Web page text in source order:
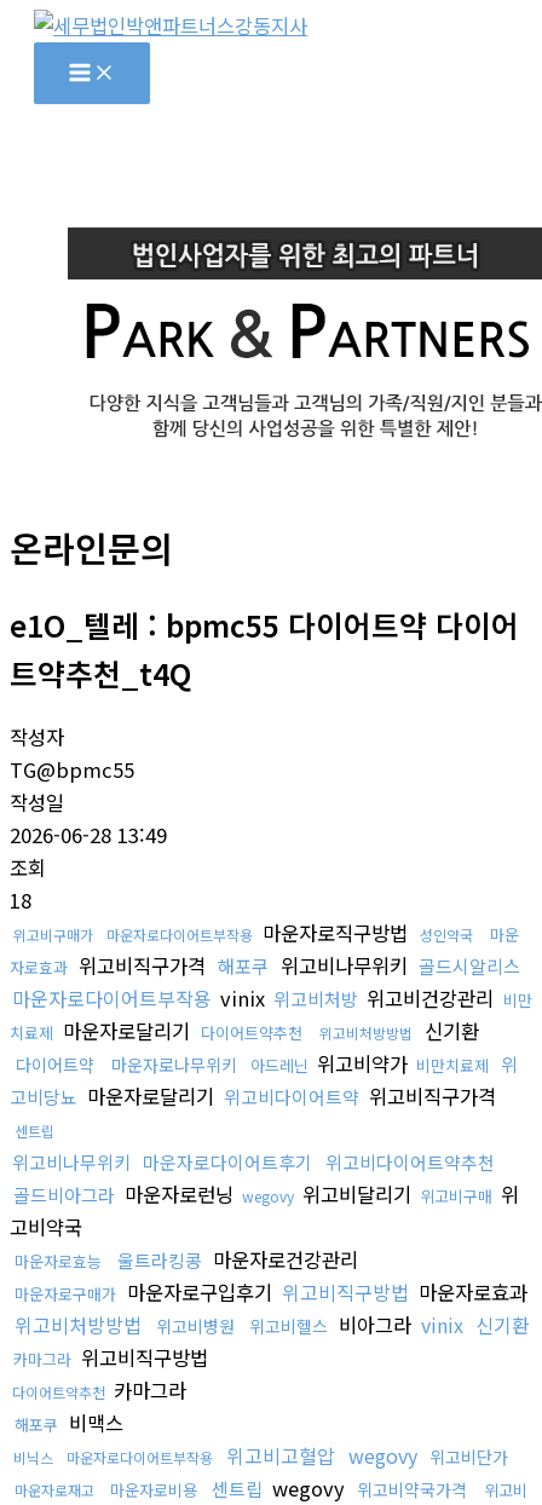
온라인문의
e1O_텔레 : bpmc55 다이어트약 다이어
트약추천_t4Q
작성자
TG@bpmc55
작성일
2026-06-28 13:49
조회
18
위고비구매가 마운자로다이어트부작용 마운자로직구방법 성인약국
마운
자로효과 위고비직구가격 해포쿠 위고비나무위키 골드시알리스
마운자로다이어트부작용 vinix 위고비처방 위고비건강관리 비만
치료제 마운자로달리기 다이어트약추천 위고비처방방법 신기환
다이어트약 마운자로나무위키 아드레닌 위고비약가 비만치료제
위
고비당뇨 마운자로달리기 위고비다이어트약 위고비직구가격
센트립
위고비나무위키 마운자로다이어트후기
위고비다이어트약추천
골드비아그라 마운자로런닝 wegovy 위고비달리기 위고비구매 위
고비약국
마운자로효능 울트라킹콩 마운자로건강관리
마운자로구매가 마운자로구입후기 위고비직구방법 마운자로효과
위고비처방방법
위고비병원 위고비헬스 비아그라 vinix 신기환
카마그라 위고비직구방법
다이어트약추천 카마그라
해포쿠 비맥스
비닉스 마운자로다이어트부작용 위고비고혈압 wegovy 위고비단가
마운자로재고 마운자로비용 센트립 wegovy 위고비약국가격
위고비